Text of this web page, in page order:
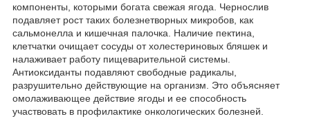
компоненты, которыми богата свежая ягода. Чернослив
подавляет рост таких болезнетворных микробов, как
сальмонелла и кишечная палочка. Наличие пектина,
клетчатки очищает сосуды от холестериновых бляшек и
налаживает работу пищеварительной системы.
Антиоксиданты подавляют свободные радикалы,
разрушительно действующие на организм. Это объясняет
омолаживающее действие ягоды и ее способность
участвовать в профилактике онкологических болезней.